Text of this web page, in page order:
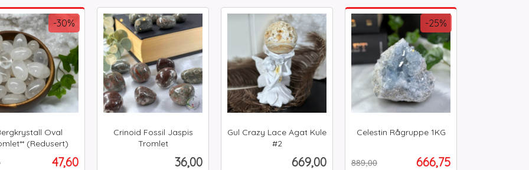
Kjøp Kjøp Kjøp Kjøp
Oval
(Redusert)
Tilbud
47,60
-30%
Crinoid Fossil Jaspis
Tromlet
Pris
36,00
Gul Crazy Lace Agat Kule
#2
Pris
669,00
Celestin Rågruppe 1KG
Tilbud
666,75
889,00
-25%